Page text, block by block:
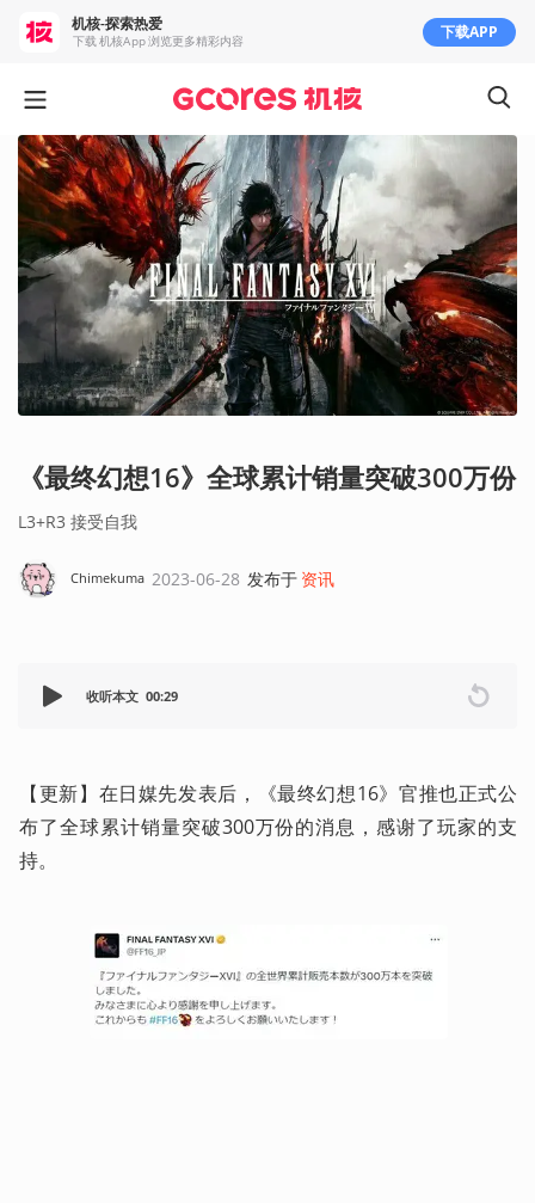
《最终幻想16》全球累计销量突破300万份
L3+R3 接受自我
Chimekuma 2023-06-28 发布于 资讯
收听本文 00:29
【更新】在日媒先发表后，《最终幻想16》官推也正式公
布了全球累计销量突破300万份的消息，感谢了玩家的支
持。
机核-探索热爱
下载 机核App 浏览更多精彩内容 下载APP